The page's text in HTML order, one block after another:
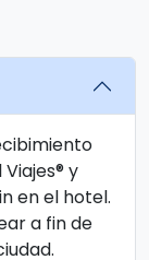
y
en el hotel.
a fin de